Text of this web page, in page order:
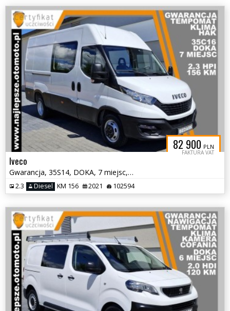
82 900 PLN
FAKTURA VAT
Iveco
Gwarancja, 35S14, DOKA, 7 miejsc, BRYGADÓWKA, klima, tempomat, hak
2.3 Diesel KM 156 2021 102594